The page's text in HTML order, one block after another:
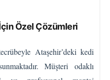
Özel Çözümleri
Ataşehir’deki kedi
Müşteri odaklı